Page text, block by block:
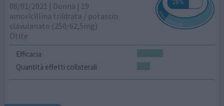
08/01/2021 | Donna | 19
amoxicillina triidrata / potassio
clavulanato (250/62,5mg)
Otite
Efficacia
Quantità effetti collaterali